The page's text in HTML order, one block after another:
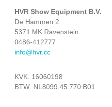
HVR Show Equipment B.V.
De Hammen 2
5371 MK Ravenstein
0486-412777
info@hvr.cc
KVK: 16060198
BTW: NL8099.45.770.B01